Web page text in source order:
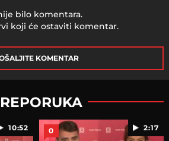
bilo komentara.
koji će ostaviti komentar.
KOMENTAR
10:52 2:17
0